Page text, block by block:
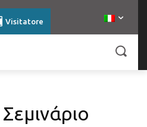
Visitatore